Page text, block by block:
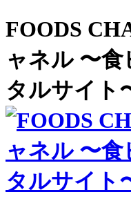
FOODS
ャネル 〜
タルサイト